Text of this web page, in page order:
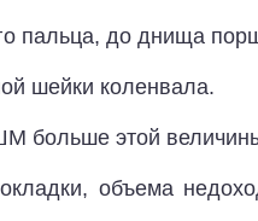
пальца, до днища
шейки коленвала.
больше этой
объема